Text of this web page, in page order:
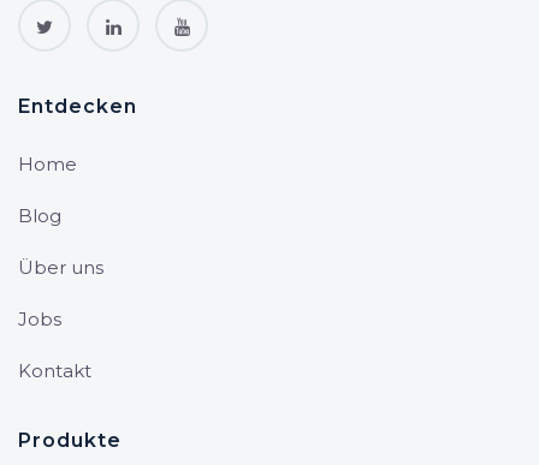
Entdecken
Home
Blog
Über uns
Jobs
Kontakt
Produkte